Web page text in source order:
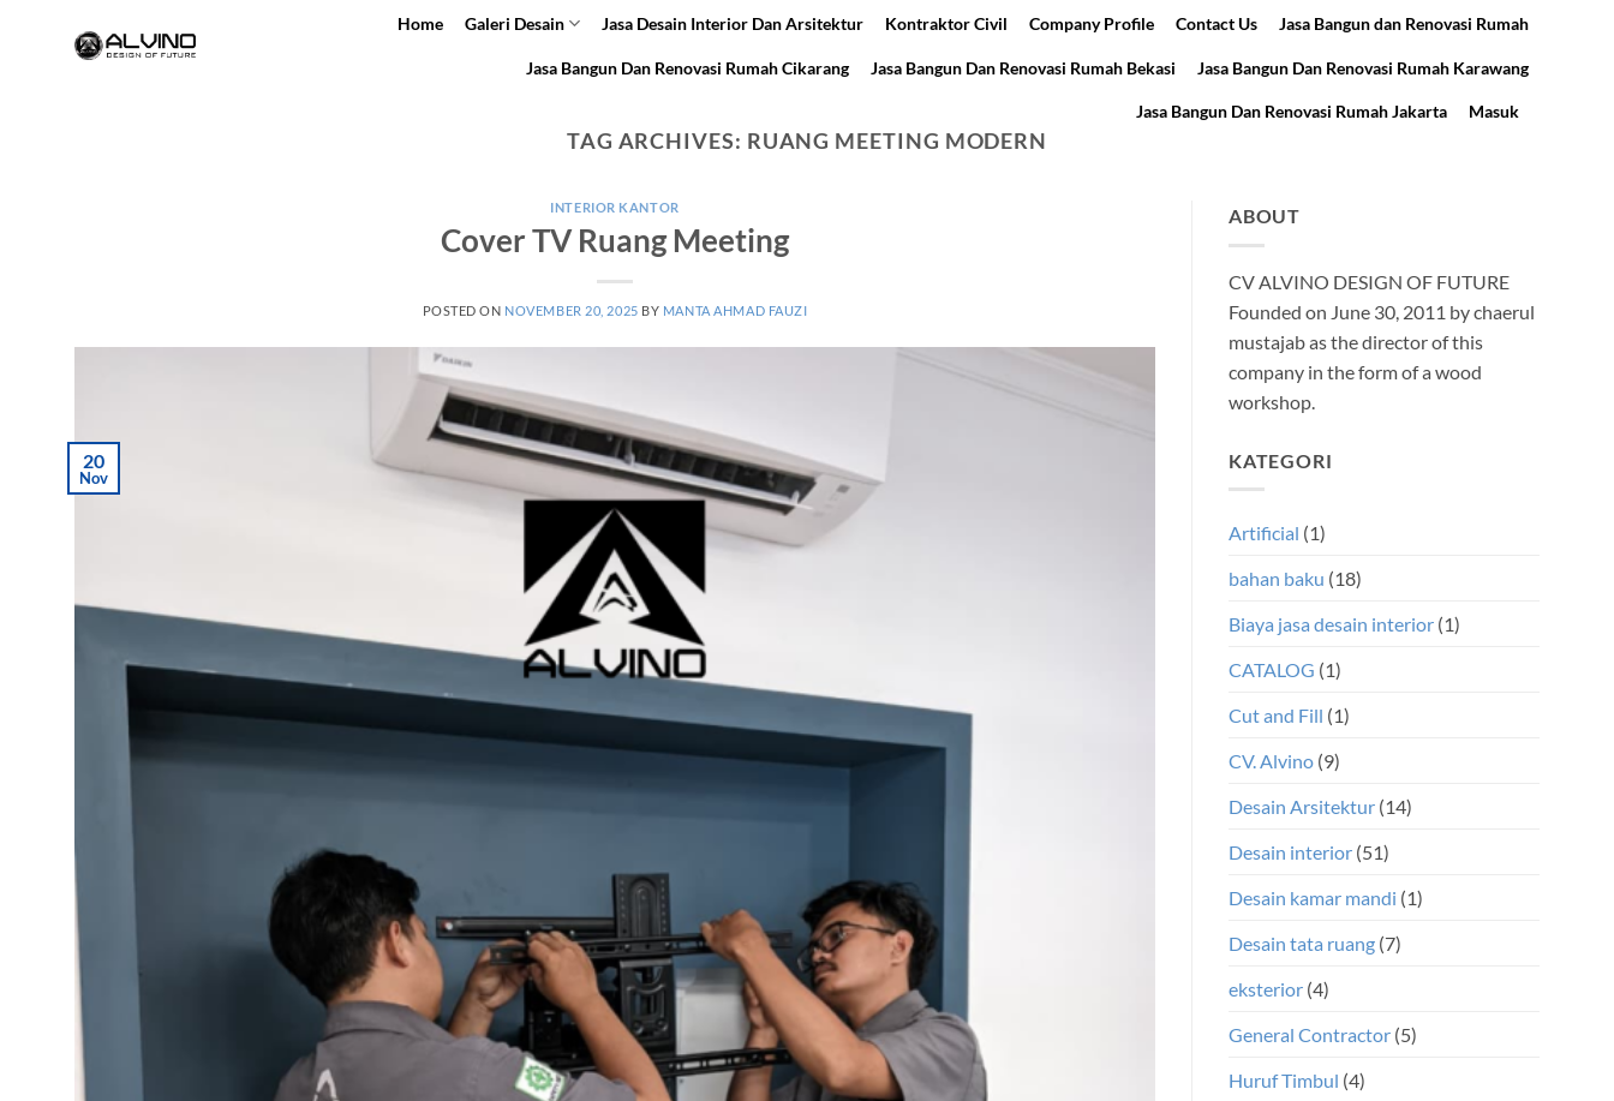
Home Galeri Desain Jasa Desain Interior Dan Arsitektur Kontraktor Civil Company Profile Contact Us Jasa Bangun dan Renovasi Rumah
Jasa Bangun Dan Renovasi Rumah Cikarang Jasa Bangun Dan Renovasi Rumah Bekasi Jasa Bangun Dan Renovasi Rumah Karawang
Jasa Bangun Dan Renovasi Rumah Jakarta Masuk
TAG ARCHIVES: RUANG MEETING MODERN
INTERIOR KANTOR
Cover TV Ruang Meeting
POSTED ON NOVEMBER 20, 2025 BY MANTA AHMAD FAUZI
20
Nov
ABOUT
CV ALVINO DESIGN OF FUTURE
Founded on June 30, 2011 by chaerul
mustajab as the director of this
company in the form of a wood
workshop.
KATEGORI
Artificial (1)
bahan baku (18)
Biaya jasa desain interior (1)
CATALOG (1)
Cut and Fill (1)
CV. Alvino (9)
Desain Arsitektur (14)
Desain interior (51)
Desain kamar mandi (1)
Desain tata ruang (7)
eksterior (4)
General Contractor (5)
Huruf Timbul (4)